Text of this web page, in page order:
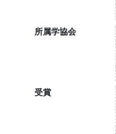
所属学協会
受賞